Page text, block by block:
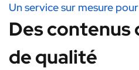
Un service sur mesure pour
Des
de qualité